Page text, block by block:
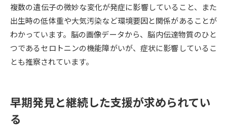
オープンキャンパス検索 実施プログラムから探す
来場型・Web型イベント特集 夢ナビライブ
複数の遺伝子の微妙な変化が発症に影響していること、また
出生時の低体重や大気汚染など環境要因と関係があることが
わかっています。脳の画像データから、脳内伝達物質のひと
つであるセロトニンの機能障がいが、症状に影響しているこ
とも推察されています。
早期発見と継続した支援が求められてい
る